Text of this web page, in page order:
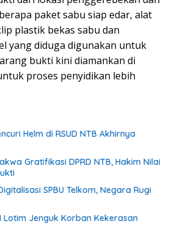
paket sabu siap edar, alat
plastik bekas sabu dan
yang diduga digunakan untuk
bukti kini diamankan di
proses penyidikan lebih
Helm di RSUD NTB Akhirnya
Gratifikasi DPRD NTB, Hakim Nilai
SPBU Telkom, Negara Rugi
Lotim Jenguk Korban Kekerasan